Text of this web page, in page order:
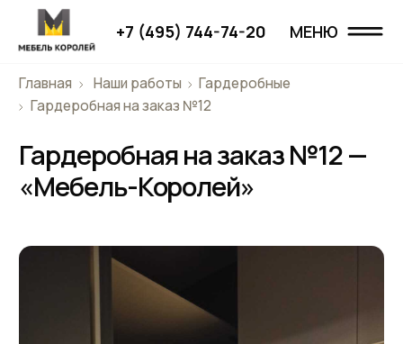
+7 (495) 744-74-20
Наши работы
Проекты
Главная
О компании
Дизайнерам
Отзывы
Контакты
Гардеробная на заказ №12
Гардеробная на заказ №12 —